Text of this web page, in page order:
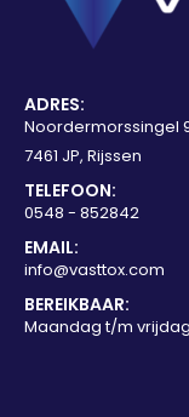
ADRES:
Noordermorssingel
7461 JP, Rijssen
TELEFOON:
0548 - 852842
EMAIL:
info@vasttox.com
BEREIKBAAR:
Maandag t/m